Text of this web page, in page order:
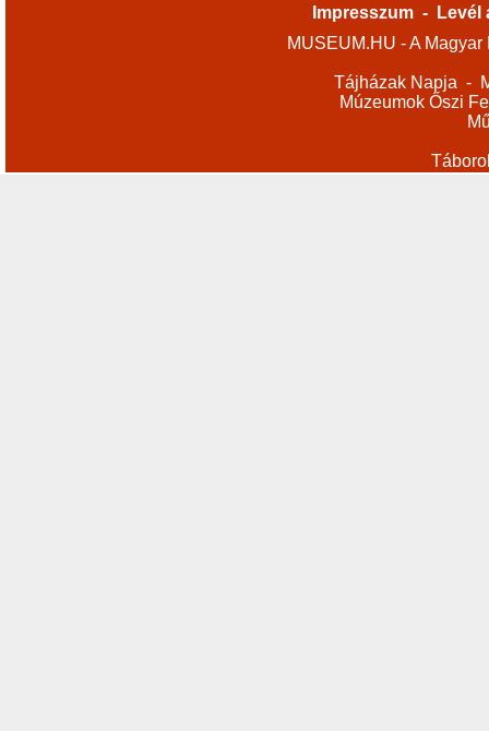
Impresszum -
Levél
MUSEUM.HU - A
Tájházak Napja -
Múzeumok Őszi